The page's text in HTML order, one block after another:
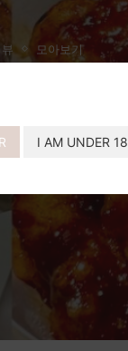
I AM UNDER 18
모아보기